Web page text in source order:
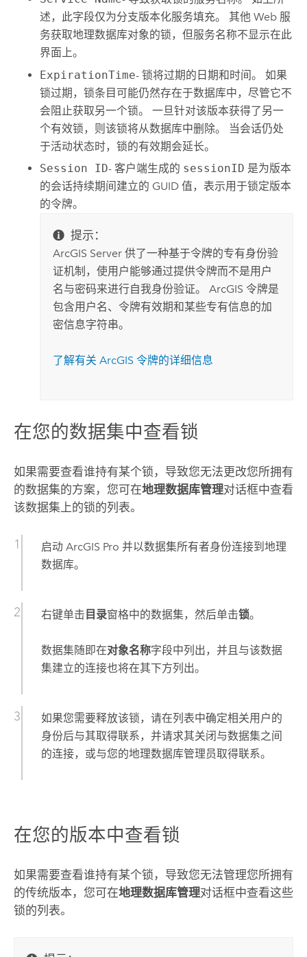
述，此字段仅为分支版本化服务填充。 其他 Web 服
务获取地理数据库对象的锁，但服务名称不显示在此
界面上。
ExpirationTime- 锁将过期的日期和时间。 如果
锁过期，锁条目可能仍然存在于数据库中，尽管它不
会阻止获取另一个锁。 一旦针对该版本获得了另一
个有效锁，则该锁将从数据库中删除。 当会话仍处
于活动状态时，锁的有效期会延长。
Session ID- 客户端生成的 sessionID 是为版本
的会话持续期间建立的 GUID 值，表示用于锁定版本
的令牌。
提示：
ArcGIS Server供了一种基于令牌的专有身份验
证机制，使用户能够通过提供令牌而不是用户
名与密码来进行自我身份验证。 ArcGIS 令牌是
包含用户名、令牌有效期和某些专有信息的加
密信息字符串。
了解有关 ArcGIS 令牌的详细信息
在您的数据集中查看锁
如果需要查看谁持有某个锁，导致您无法更改您所拥有
的数据集的方案，您可在地理数据库管理对话框中查看
该数据集上的锁的列表。
启动 ArcGIS Pro 并以数据集所有者身份连接到地理
数据库。
右键单击 目录窗格中的数据集，然后单击锁。
数据集随即在对象名称字段中列出，并且与该数据
集建立的连接也将在其下方列出。
如果您需要释放该锁，请在列表中确定相关用户的
身份后与其取得联系，并请求其关闭与数据集之间
的连接，或与您的地理数据库管理员取得联系。
在您的版本中查看锁
如果需要查看谁持有某个锁，导致您无法管理您所拥有
的传统版本，您可在地理数据库管理对话框中查看这些
锁的列表。